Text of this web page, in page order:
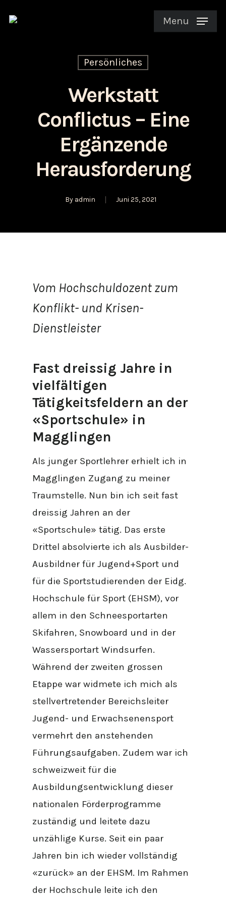
Menu
Persönliches
Werkstatt
Conflictus – Eine
Ergänzende
Herausforderung
By admin Juni 25, 2021
Vom Hochschuldozent zum
Konflikt- und Krisen-
Dienstleister
Fast dreissig Jahre in
vielfältigen
Tätigkeitsfeldern an der
«Sportschule» in
Magglingen
Als junger Sportlehrer erhielt ich in
Magglingen Zugang zu meiner
Traumstelle. Nun bin ich seit fast
dreissig Jahren an der
«Sportschule» tätig. Das erste
Drittel absolvierte ich als Ausbilder-
Ausbildner für Jugend+Sport und
für die Sportstudierenden der Eidg.
Hochschule für Sport (EHSM), vor
allem in den Schneesportarten
Skifahren, Snowboard und in der
Wassersportart Windsurfen.
Während der zweiten grossen
Etappe war widmete ich mich als
stellvertretender Bereichsleiter
Jugend- und Erwachsenensport
vermehrt den anstehenden
Führungsaufgaben. Zudem war ich
schweizweit für die
Ausbildungsentwicklung dieser
nationalen Förderprogramme
zuständig und leitete dazu
unzählige Kurse. Seit ein paar
Jahren bin ich wieder vollständig
«zurück» an der EHSM. Im Rahmen
der Hochschule leite ich den